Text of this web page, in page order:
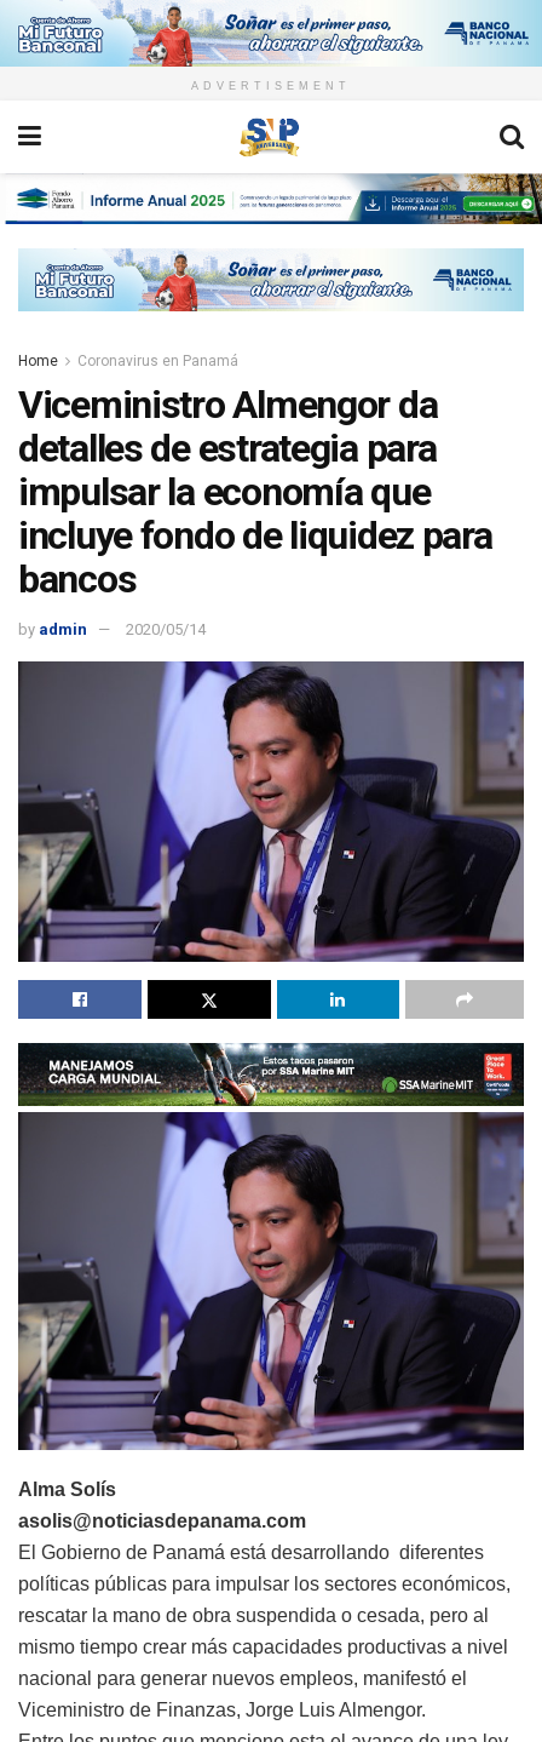
ADVERTISEMENT
Home Coronavirus en Panamá
Viceministro Almengor da
detalles de estrategia para
impulsar la economía que
incluye fondo de liquidez para
bancos
by admin 2020/05/14
Alma Solís
asolis@noticiasdepanama.com
El Gobierno de Panamá está desarrollando diferentes
políticas públicas para impulsar los sectores económicos,
rescatar la mano de obra suspendida o cesada, pero al
mismo tiempo crear más capacidades productivas a nivel
nacional para generar nuevos empleos, manifestó el
Viceministro de Finanzas, Jorge Luis Almengor.